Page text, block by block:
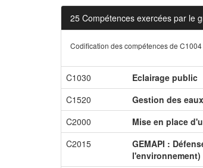
25 Compétences exercées par le
Codification des compétences de
C1030 Eclairage public
C1520 Gestion des
C2000 Mise en place
C2015
GEMAPI :
l'environnement)